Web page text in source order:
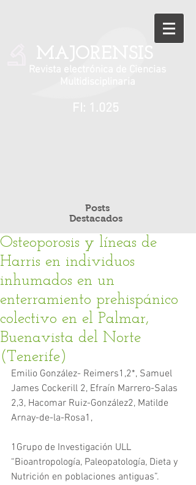
MAJORENSIS
Posts
Destacados
Osteoporosis y líneas de
Harris en individuos
inhumados en un
enterramiento prehispánico
colectivo en el Palmar,
Buenavista del Norte
(Tenerife)
Emilio González- Reimers1,2*, Samuel
James Cockerill 2, Efraín Marrero-Salas
2,3, Hacomar Ruiz-González2, Matilde
Arnay-de-la-Rosa1,
1Grupo de Investigación ULL
“Bioantropología, Paleopatología, Dieta y
Nutrición en poblaciones antiguas”.